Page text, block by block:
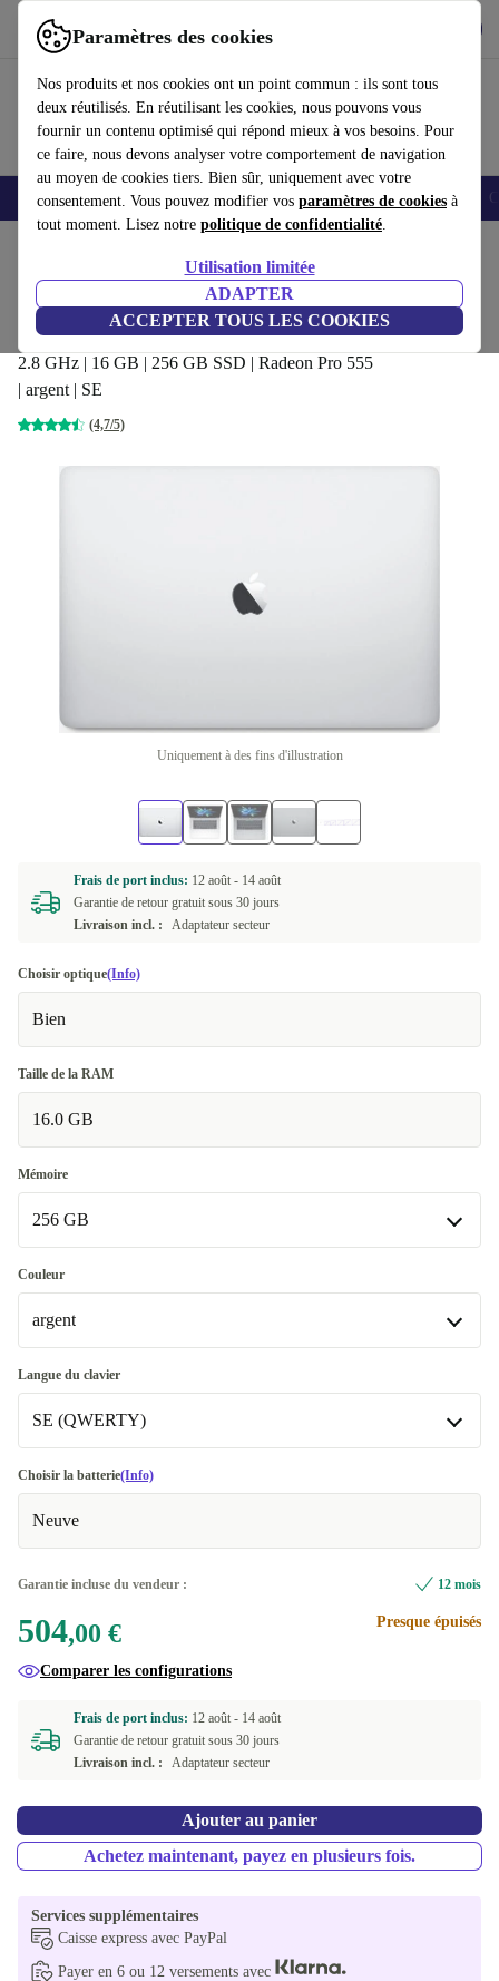
Paramètres des cookies
Nos produits et nos cookies ont un point commun : ils sont tous
deux réutilisés. En réutilisant les cookies, nous pouvons vous
fournir un contenu optimisé qui répond mieux à vos besoins. Pour
ce faire, nous devons analyser votre comportement de navigation
au moyen de cookies tiers. Bien sûr, uniquement avec votre
consentement. Vous pouvez modifier vos paramètres de cookies à
tout moment. Lisez notre politique de confidentialité.
Utilisation limitée
ADAPTER
ACCEPTER TOUS LES COOKIES
Utilisez refurbed rapidement et facilement
Smartphones Laptops Tablettes Montres connectées Accessoires
Apple MacBook Pro 2017 | 15.4-
pouces | Touch Bar
2.8 GHz | 16 GB | 256 GB SSD | Radeon Pro 555
| argent | SE
(4,7/5)
504,00 €
Uniquement à des fins d'illustration
Frais de port inclus: 12 août - 14 août
Garantie de retour gratuit sous 30 jours
Livraison incl. :
Adaptateur secteur
Choisir optique(Info)
Bien
Taille de la RAM
16.0 GB
Mémoire
256 GB
256 GB
Disponible dans d'autres variantes
500 GB
1000 GB
Couleur
argent
argent
Disponible dans d'autres variantes
gris sidéral
Langue du clavier
SE (QWERTY)
DE (QWERTZ)
DK (QWERTY)
FR (AZERTY)
IT (QWERTY)
NL (QWERTY)
UK (QWERTY)
US (QWERTY)
Disponible dans d'autres variantes
Choisir la batterie(Info)
Neuve
Garantie incluse du vendeur : 12 mois
504,00 € Presque épuisés
Comparer les configurations
Frais de port inclus: 12 août - 14 août
Garantie de retour gratuit sous 30 jours
Livraison incl. :
Adaptateur secteur
Ajouter au panier
Achetez maintenant, payez en plusieurs fois.
Services supplémentaires
Caisse express avec PayPal
Payer en 6 ou 12 versements avec